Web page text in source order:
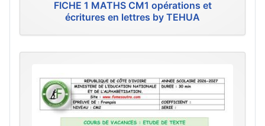
FICHE 1 MATHS CM1 opérations et
écritures en lettres by TEHUA